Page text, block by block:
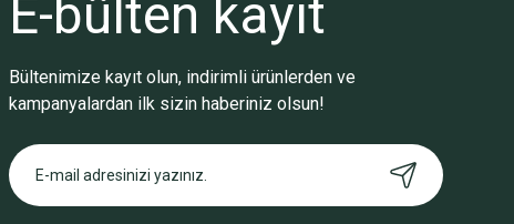
Bu ürüne benzer farklı alternatifler olmalı.
E-bülten kayıt
Bültenimize kayıt olun, indirimli ürünlerden ve
kampanyalardan ilk sizin haberiniz olsun!